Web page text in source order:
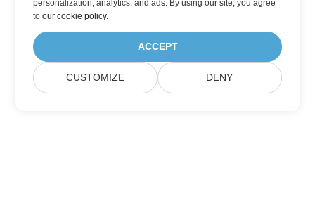
personalization, analytics, and ads. By using our site, you agree
toour cookie policy.
ACCEPT
CUSTOMIZE DENY